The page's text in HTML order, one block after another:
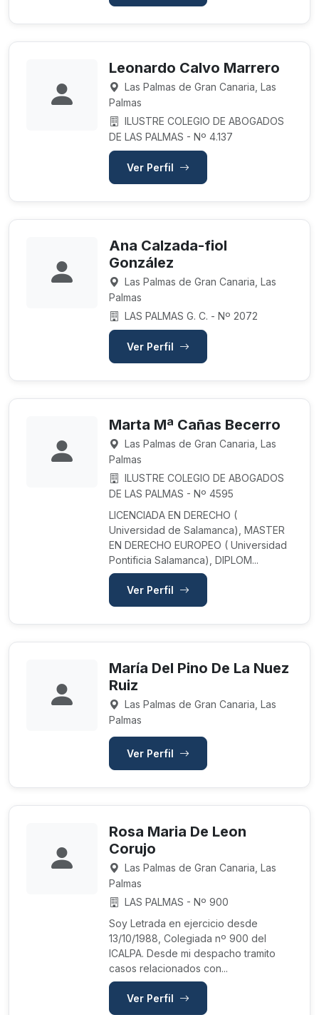
Leonardo Calvo Marrero
Las Palmas de Gran Canaria, Las
Palmas
ILUSTRE COLEGIO DE ABOGADOS
DE LAS PALMAS - Nº 4.137
Ver Perfil
Ana Calzada-fiol
González
Las Palmas de Gran Canaria, Las
Palmas
LAS PALMAS G. C. - Nº 2072
Ver Perfil
Marta Mª Cañas Becerro
Las Palmas de Gran Canaria, Las
Palmas
ILUSTRE COLEGIO DE ABOGADOS
DE LAS PALMAS - Nº 4595
LICENCIADA EN DERECHO (
Universidad de Salamanca), MASTER
EN DERECHO EUROPEO ( Universidad
Pontificia Salamanca), DIPLOM...
Ver Perfil
María Del Pino De La Nuez
Ruiz
Las Palmas de Gran Canaria, Las
Palmas
Ver Perfil
Rosa Maria De Leon
Corujo
Las Palmas de Gran Canaria, Las
Palmas
LAS PALMAS - Nº 900
Soy Letrada en ejercicio desde
13/10/1988, Colegiada nº 900 del
ICALPA. Desde mi despacho tramito
casos relacionados con...
Ver Perfil